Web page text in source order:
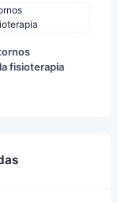
fisioterapia